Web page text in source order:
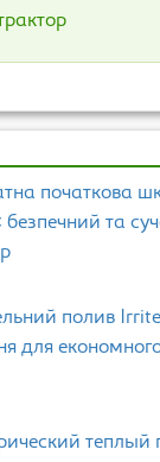
початкова
та
полив
для
теплый